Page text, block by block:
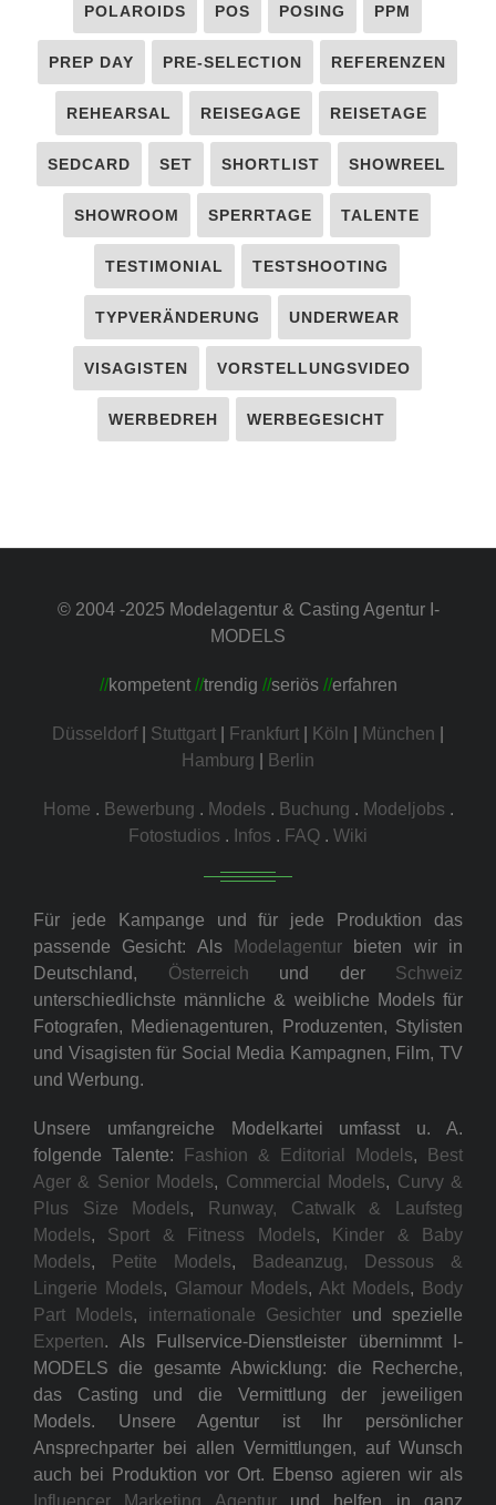
POLAROIDS POS POSING PPM
PREP DAY PRE-SELECTION REFERENZEN
REHEARSAL REISEGAGE REISETAGE
SEDCARD SET SHORTLIST SHOWREEL
SHOWROOM SPERRTAGE TALENTE
TESTIMONIAL TESTSHOOTING
TYPVERÄNDERUNG UNDERWEAR
VISAGISTEN VORSTELLUNGSVIDEO
WERBEDREH WERBEGESICHT
© 2004 -2025 Modelagentur & Casting Agentur I-
MODELS
//kompetent //trendig //seriös //erfahren
Düsseldorf| Stuttgart Frankfurt Köln München
Hamburg
Berlin
Home . Bewerbung . Models . Buchung . Modeljobs .
Fotostudios . Infos . FAQ . Wiki
Für jede Kampange und für jede Produktion das
passende Gesicht: Als
Modelagentur bieten wir in
Deutschland, Österreich und der Schweiz
unterschiedlichste männliche & weibliche Models für
Fotografen, Medienagenturen, Produzenten, Stylisten
und Visagisten für Social Media Kampagnen, Film, TV
und Werbung.
Unsere umfangreiche Modelkartei umfasst u. A.
folgende Talente:
Fashion & Editorial Models,
Best
Ager & Senior Models, Commercial Models, Curvy &
Plus Size Models,
Runway, Catwalk & Laufsteg
Models, Sport & Fitness Models,
Kinder & Baby
Models, Petite Models,
Badeanzug, Dessous &
Lingerie Models, Glamour Models, Akt Models,
Body
Part Models, internationale Gesichter und spezielle
Experten. Als Fullservice-Dienstleister übernimmt I-
MODELS die gesamte Abwicklung: die Recherche,
das Casting und die Vermittlung der jeweiligen
Models. Unsere Agentur ist Ihr persönlicher
Ansprechparter bei allen Vermittlungen, auf Wunsch
auch bei Produktion vor Ort. Ebenso agieren wir als
Influencer Marketing Agenturund helfen in ganz